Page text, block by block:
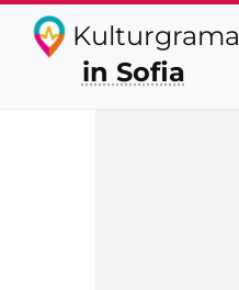
Kulturgrama
in Sofia